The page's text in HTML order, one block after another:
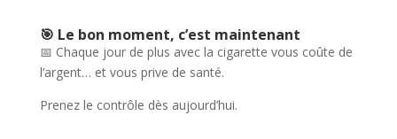
🎯 Le bon moment, c’est maintenant
📅 Chaque jour de plus avec la cigarette vous coûte de
l’argent… et vous prive de santé.
Prenez le contrôle dès aujourd’hui.